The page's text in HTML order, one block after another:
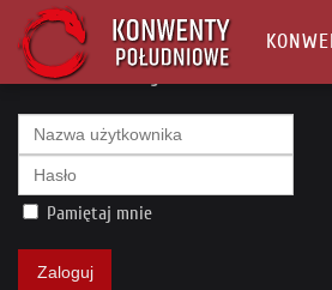
Główna
Pamiętaj mnie
Zaloguj